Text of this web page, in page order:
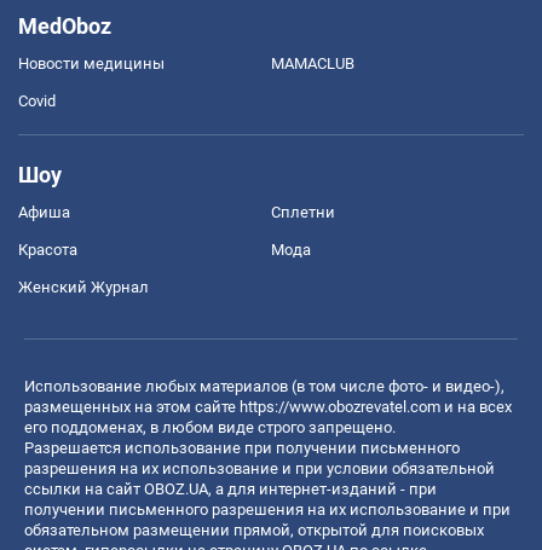
MedOboz
Новости медицины MAMACLUB
Covid
Шоу
Афиша Сплетни
Красота Мода
Женский Журнал
Использование любых материалов (в том числе фото- и видео-),
размещенных на этом сайте https://www.obozrevatel.com и на всех
его поддоменах, в любом виде строго запрещено.
Разрешается использование при получении письменного
разрешения на их использование и при условии обязательной
ссылки на сайт OBOZ.UA, а для интернет-изданий - при
получении письменного разрешения на их использование и при
обязательном размещении прямой, открытой для поисковых